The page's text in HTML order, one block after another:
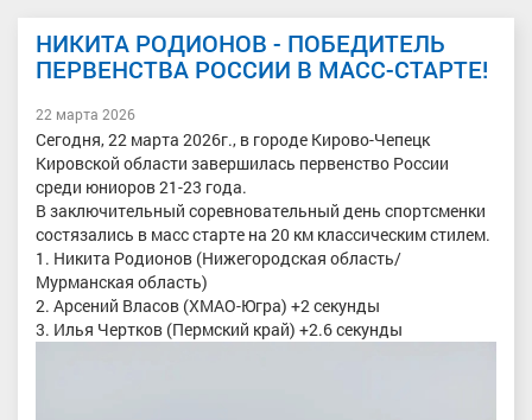
НИКИТА РОДИОНОВ - ПОБЕДИТЕЛЬ
ПЕРВЕНСТВА РОССИИ В МАСС-СТАРТЕ!
22 марта 2026
Сегодня, 22 марта 2026г., в городе Кирово-Чепецк
Кировской области завершилась первенство России
среди юниоров 21-23 года.
В заключительный соревновательный день спортсменки
состязались в масс старте на 20 км классическим стилем.
1. Никита Родионов (Нижегородская область/
Мурманская область)
2. Арсений Власов (ХМАО-Югра) +2 секунды
3. Илья Чертков (Пермский край) +2.6 секунды